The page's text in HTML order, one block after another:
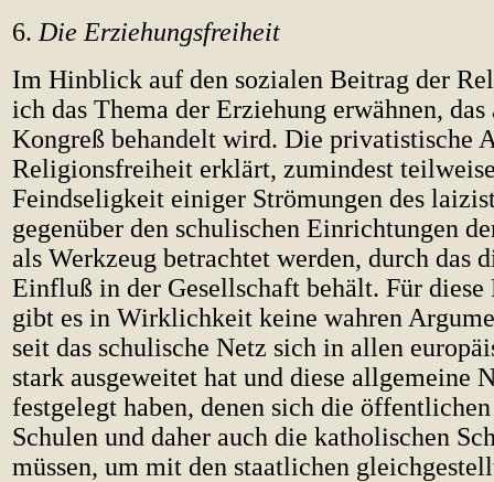
6. Die Erziehungsfreiheit
Im Hinblick auf den sozialen Beitrag der
ich das Thema der Erziehung erwähnen,
Kongreß behandelt wird. Die privatistische
Religionsfreiheit erklärt, zumindest
Feindseligkeit einiger Strömungen des
gegenüber den schulischen Einrichtungen
als Werkzeug betrachtet werden, durch das
Einfluß in der Gesellschaft behält. Für
gibt es in Wirklichkeit keine wahren
seit das schulische Netz sich in allen
stark ausgeweitet hat und diese allgemeine
festgelegt haben, denen sich die
Schulen und daher auch die katholischen
müssen, um mit den staatlichen